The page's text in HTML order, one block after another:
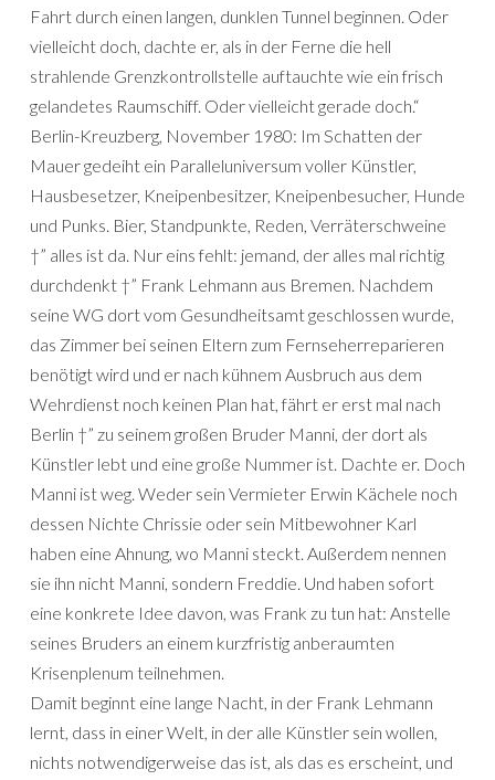
Fahrt durch einen langen, dunklen Tunnel beginnen. Oder
vielleicht doch, dachte er, als in der Ferne die hell
strahlende Grenzkontrollstelle auftauchte wie ein frisch
gelandetes Raumschiff. Oder vielleicht gerade doch.“
Berlin-Kreuzberg, November 1980: Im Schatten der
Mauer gedeiht ein Paralleluniversum voller Künstler,
Hausbesetzer, Kneipenbesitzer, Kneipenbesucher, Hunde
und Punks. Bier, Standpunkte, Reden, Verräterschweine
†” alles ist da. Nur eins fehlt: jemand, der alles mal richtig
durchdenkt †” Frank Lehmann aus Bremen. Nachdem
seine WG dort vom Gesundheitsamt geschlossen wurde,
das Zimmer bei seinen Eltern zum Fernseherreparieren
benötigt wird und er nach kühnem Ausbruch aus dem
Wehrdienst noch keinen Plan hat, fährt er erst mal nach
Berlin †” zu seinem großen Bruder Manni, der dort als
Künstler lebt und eine große Nummer ist. Dachte er. Doch
Manni ist weg. Weder sein Vermieter Erwin Kächele noch
dessen Nichte Chrissie oder sein Mitbewohner Karl
haben eine Ahnung, wo Manni steckt. Außerdem nennen
sie ihn nicht Manni, sondern Freddie. Und haben sofort
eine konkrete Idee davon, was Frank zu tun hat: Anstelle
seines Bruders an einem kurzfristig anberaumten
Krisenplenum teilnehmen.
Damit beginnt eine lange Nacht, in der Frank Lehmann
lernt, dass in einer Welt, in der alle Künstler sein wollen,
nichts notwendigerweise das ist, als das es erscheint, und